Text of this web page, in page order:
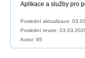
Aplikace a služby pro
Poslední aktualizace:
Poslední revize:
Autor: 95